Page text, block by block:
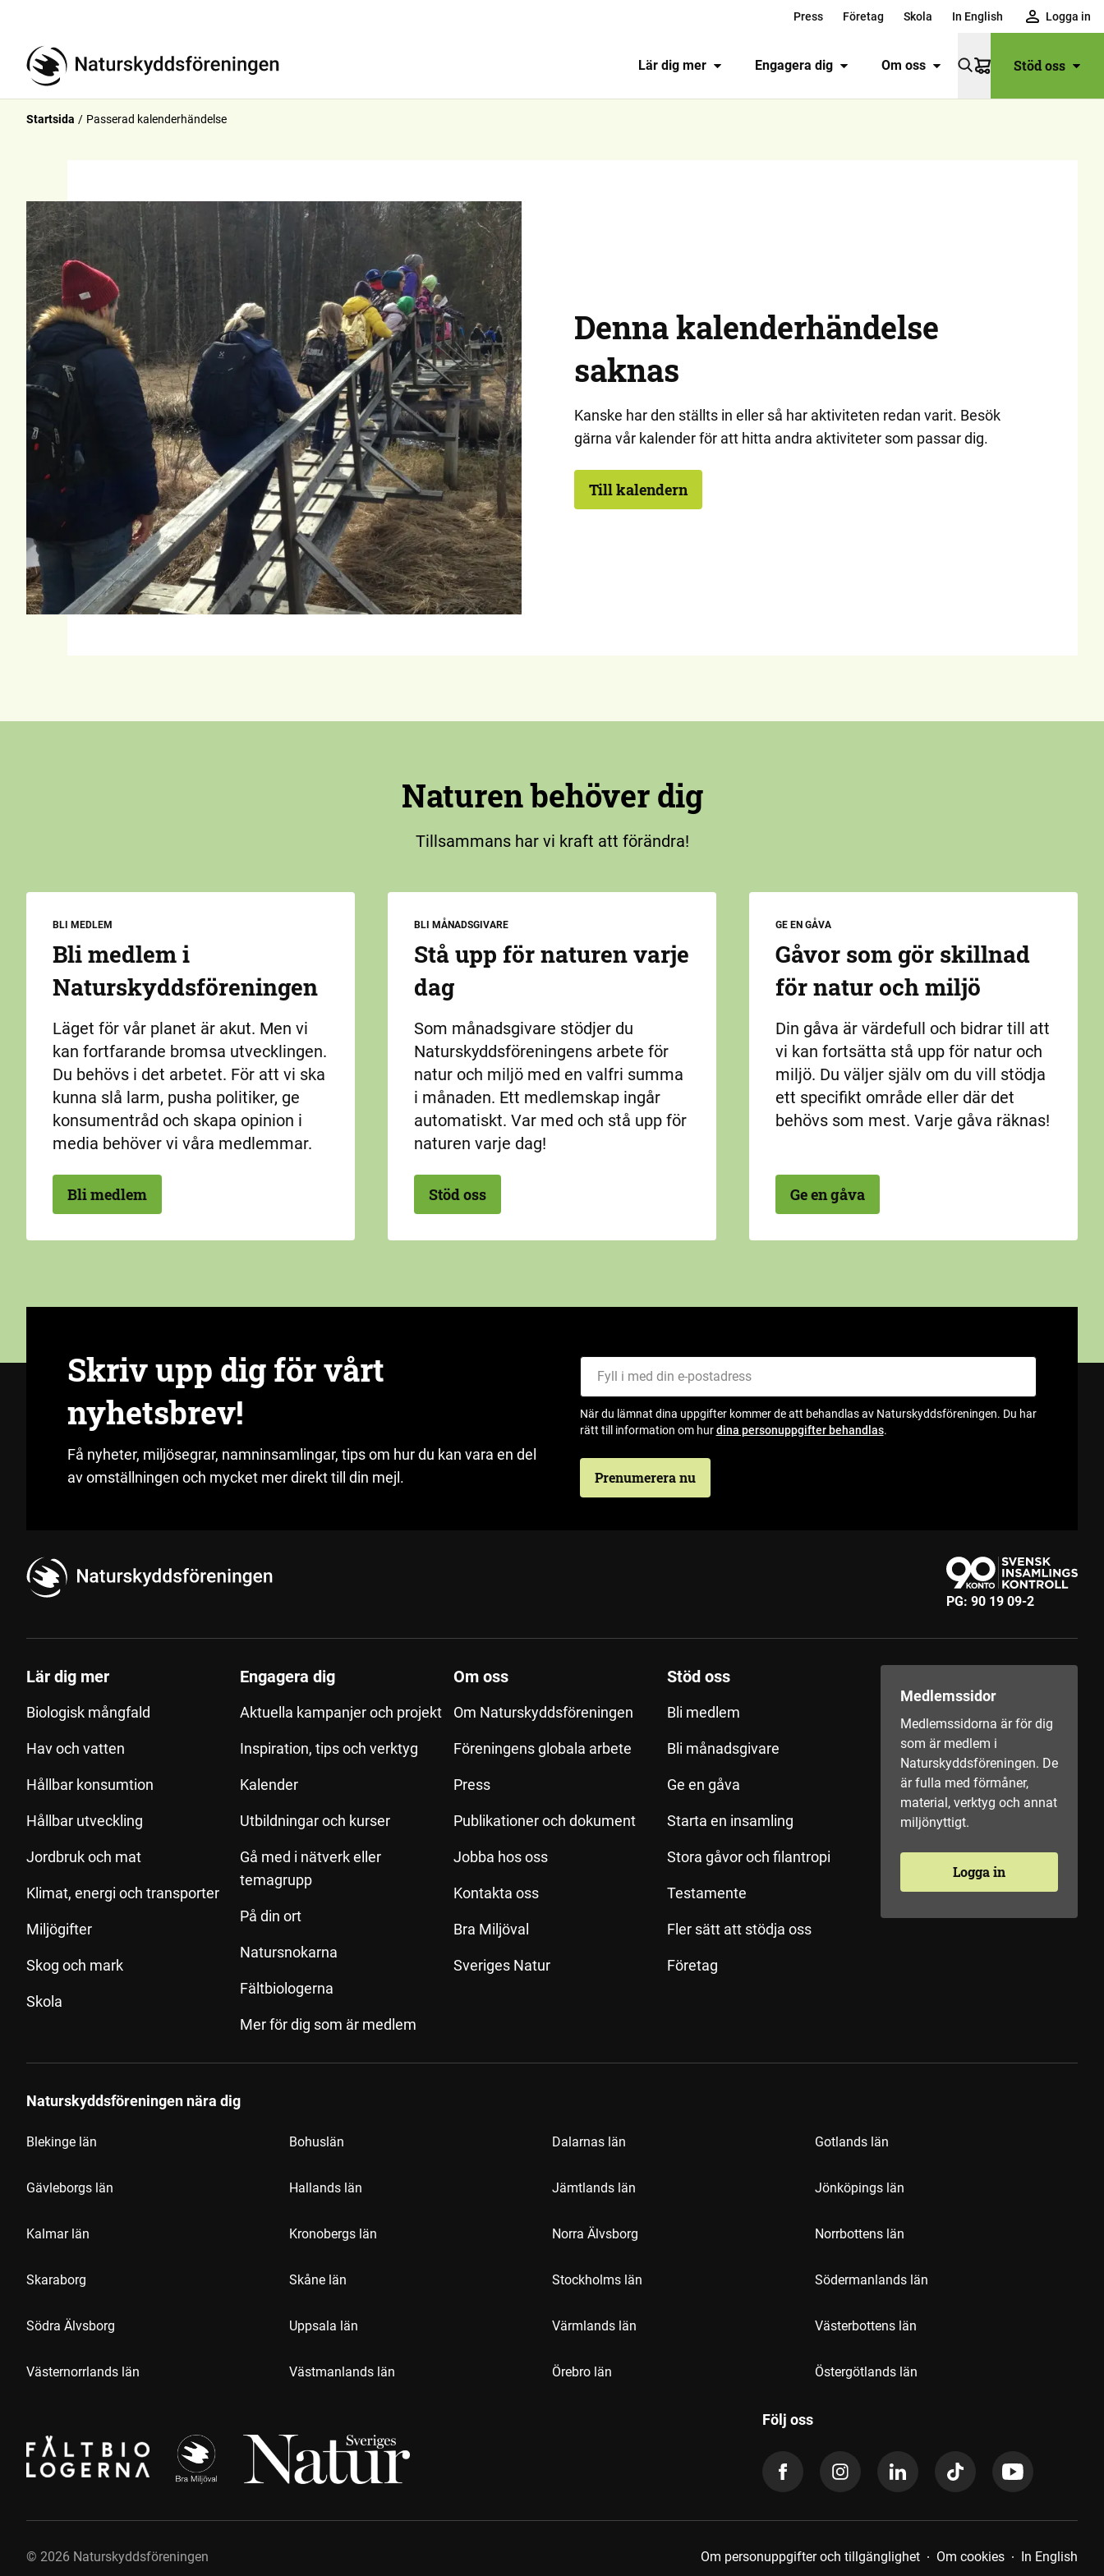
Press Företag Skola In English Logga in
Lär dig mer Engagera dig Om oss
VarukorgStöd oss
Startsida Passerad kalenderhändelse
Denna kalenderhändelse
saknas
Kanske har den ställts in eller så har aktiviteten redan varit. Besök
gärna vår kalender för att hitta andra aktiviteter som passar dig.
Till kalendern
Naturen behöver dig
Tillsammans har vi kraft att förändra!
BLI MEDLEM
Bli medlem i
Naturskydds­föreningen
Läget för vår planet är akut. Men vi
kan fortfarande bromsa utvecklingen.
Du behövs i det arbetet. För att vi ska
kunna slå larm, pusha politiker, ge
konsumentråd och skapa opinion i
media behöver vi våra medlemmar.
Bli medlem
BLI MÅNADSGIVARE
Stå upp för naturen varje
dag
Som månadsgivare stödjer du
Naturskyddsföreningens arbete för
natur och miljö med en valfri summa
i månaden. Ett medlemskap ingår
automatiskt. Var med och stå upp för
naturen varje dag!
Stöd oss
GE EN GÅVA
Gåvor som gör skillnad
för natur och miljö
Din gåva är värdefull och bidrar till att
vi kan fortsätta stå upp för natur och
miljö. Du väljer själv om du vill stödja
ett specifikt område eller där det
behövs som mest. Varje gåva räknas!
Ge en gåva
Skriv upp dig för vårt
nyhetsbrev!
Få nyheter, miljösegrar, namninsamlingar, tips om hur du kan vara en del
av omställningen och mycket mer direkt till din mejl.
Fyll i med din e-postadress
När du lämnat dina uppgifter kommer de att behandlas av Naturskyddsföreningen. Du har
rätt till information om hurdina personuppgifter behandlas.
Prenumerera nu
PG: 90 19 09-2
Lär dig mer
Biologisk mångfald
Hav och vatten
Hållbar konsumtion
Hållbar utveckling
Jordbruk och mat
Klimat, energi och transporter
Miljögifter
Skog och mark
Skola
Engagera dig
Aktuella kampanjer och projekt
Inspiration, tips och verktyg
Kalender
Utbildningar och kurser
Gå med i nätverk eller
temagrupp
På din ort
Natursnokarna
Fältbiologerna
Mer för dig som är medlem
Om oss
Om Naturskyddsföreningen
Föreningens globala arbete
Press
Publikationer och dokument
Jobba hos oss
Kontakta oss
Bra Miljöval
Sveriges Natur
Stöd oss
Bli medlem
Bli månadsgivare
Ge en gåva
Starta en insamling
Stora gåvor och filantropi
Testamente
Fler sätt att stödja oss
Företag
Medlemssidor
Medlemssidorna är för dig
som är medlem i
Naturskyddsföreningen. De
är fulla med förmåner,
material, verktyg och annat
miljönyttigt.
Logga in
Naturskyddsföreningen nära dig
Blekinge län Bohuslän Dalarnas län Gotlands län
Gävleborgs län Hallands län Jämtlands län Jönköpings län
Kalmar län Kronobergs län Norra Älvsborg Norrbottens län
Skaraborg Skåne län Stockholms län Södermanlands län
Södra Älvsborg Uppsala län Värmlands län Västerbottens län
Västernorrlands län Västmanlands län Örebro län Östergötlands län
Följ oss
© 2026 Naturskyddsföreningen Om personuppgifter och tillgänglighet Om cookies In English